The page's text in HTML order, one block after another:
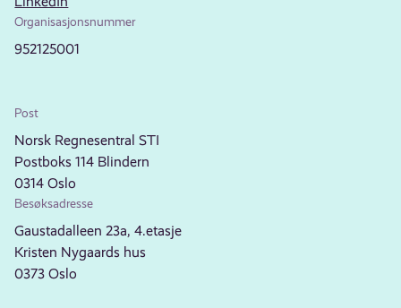
Organisasjonsnummer
952125001
Post
Norsk Regnesentral STI
Postboks 114 Blindern
0314 Oslo
Besøksadresse
Gaustadalleen 23a, 4.etasje
Kristen Nygaards hus
0373 Oslo